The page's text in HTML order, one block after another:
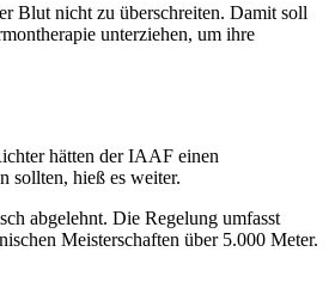
Blut nicht zu überschreiten. Damit soll
unterziehen, um ihre
hätten der IAAF einen
sollten, hieß es weiter.
abgelehnt. Die Regelung umfasst
Meisterschaften über 5.000 Meter.